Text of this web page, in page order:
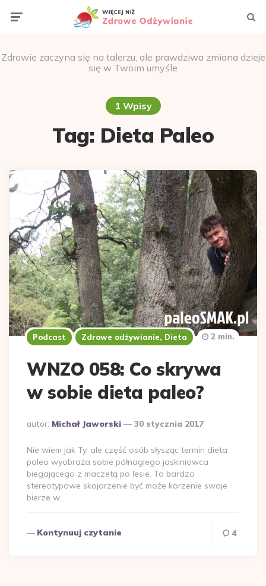
Zdrowie zaczyna się na talerzu, ale prawdziwa zmiana dzieje
się w Twoim umyśle
1 Wpisy
Tag: Dieta Paleo
Podcast Zdrowe odżywianie, Dieta
WNZO 058: Co skrywa
w sobie dieta paleo?
Dodane
autor: Michał Jaworski 30 stycznia 2017
2 min.
Nie wiem jak Ty, ale część osób słysząc termin dieta
paleo wyobraża sobie półnagiego jaskiniowca
biegającego z maczetą po lesie. To bardzo
stereotypowe skojarzenie być może korzenie swoje
bierze w…
Kontynuuj czytanie 4